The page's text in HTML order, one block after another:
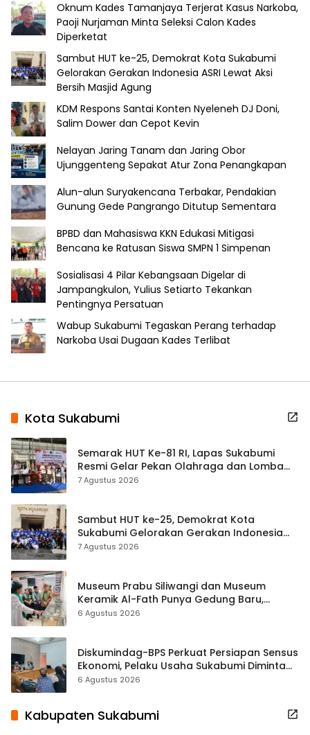
Oknum Kades Tamanjaya Terjerat Kasus Narkoba,
Paoji Nurjaman Minta Seleksi Calon Kades
Diperketat
Sambut HUT ke-25, Demokrat Kota Sukabumi
Gelorakan Gerakan Indonesia ASRI Lewat Aksi
Bersih Masjid Agung
KDM Respons Santai Konten Nyeleneh DJ Doni,
Salim Dower dan Cepot Kevin
Nelayan Jaring Tanam dan Jaring Obor
Ujunggenteng Sepakat Atur Zona Penangkapan
Alun-alun Suryakencana Terbakar, Pendakian
Gunung Gede Pangrango Ditutup Sementara
BPBD dan Mahasiswa KKN Edukasi Mitigasi
Bencana ke Ratusan Siswa SMPN 1 Simpenan
Sosialisasi 4 Pilar Kebangsaan Digelar di
Jampangkulon, Yulius Setiarto Tekankan
Pentingnya Persatuan
Wabup Sukabumi Tegaskan Perang terhadap
Narkoba Usai Dugaan Kades Terlibat
Kota Sukabumi
Semarak HUT Ke-81 RI, Lapas Sukabumi
Resmi Gelar Pekan Olahraga dan Lomba
Tradisional
7 Agustus 2026
Sambut HUT ke-25, Demokrat Kota
Sukabumi Gelorakan Gerakan Indonesia
ASRI Lewat Aksi Bersih Masjid Agung
7 Agustus 2026
Museum Prabu Siliwangi dan Museum
Keramik Al-Fath Punya Gedung Baru,
Hampir 500 Koleksi Dipisahkan
6 Agustus 2026
Diskumindag-BPS Perkuat Persiapan Sensus
Ekonomi, Pelaku Usaha Sukabumi Diminta
Terbuka Beri Data
6 Agustus 2026
Kabupaten Sukabumi